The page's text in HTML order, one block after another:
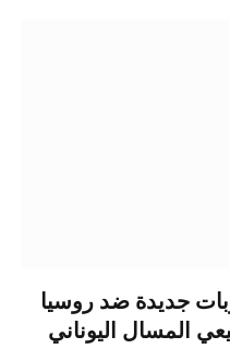
جديدة ضد روسيا
المسال اليوناني